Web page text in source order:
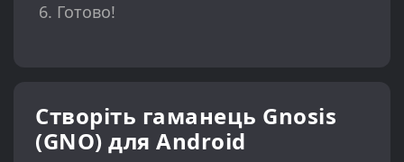
Готово!
Створіть гаманець Gnosis
(GNO) для Android